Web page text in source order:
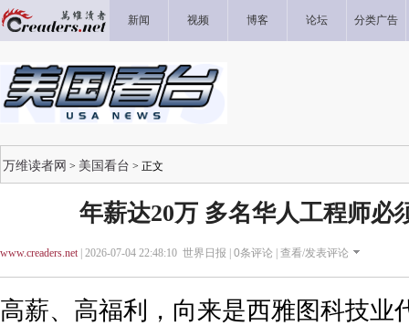
新闻 视频 博客 论坛 分类广告
万维读者网 > 美国看台 > 正文
年薪达20万 多名华人工程师必
www.creaders.net| 2026-07-04 22:48:10 世界日报 | 0条评论 | 查看/发表评论
高薪、高福利，向来是西雅图科技业